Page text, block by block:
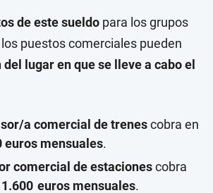
de este sueldo para los grupos
puestos comerciales pueden
lugar en que se lleve a cabo el
a comercial de trenescobra en
euros mensuales.
comercial de estacionescobra
1.600 euros mensuales.